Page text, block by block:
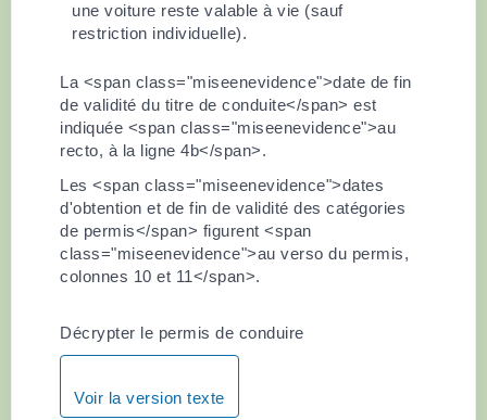
une voiture reste valable à vie (sauf
restriction individuelle).
La <span class="miseenevidence">date de fin
de validité du titre de conduite</span> est
indiquée <span class="miseenevidence">au
recto, à la ligne 4b</span>.
Les <span class="miseenevidence">dates
d'obtention et de fin de validité des catégories
de permis</span> figurent <span
class="miseenevidence">au verso du permis,
colonnes 10 et 11</span>.
Décrypter le permis de conduire
Voir la version texte